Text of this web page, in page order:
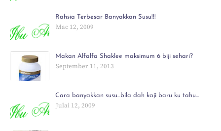
Rahsia Terbesar Banyakkan Susu!!!
Mac 12, 2009
Makan Alfalfa Shaklee maksimum 6 biji sehari?
September 11, 2013
Cara banyakkan susu...bila dah kaji baru ku tahu...
Julai 12, 2009